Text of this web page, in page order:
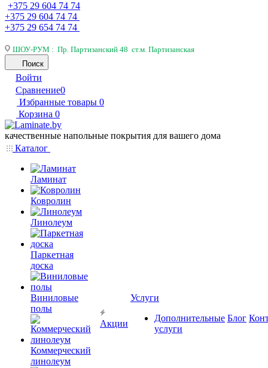
+375 29 604 74 74
+375 29 604 74 74
+375 29 654 74 74
ШОУ-РУМ : Пр. Партизанский 48 ст.м. Партизанская
Поиск
Войти
Сравнение0
Избранные товары 0
Корзина 0
качественные напольные покрытия для вашего дома
Каталог
Ламинат
Ковролин
Линолеум
Паркетная
доска
Виниловые
полы
Коммерческий
линолеум
Акции
Услуги
Дополнительные
услуги
Блог